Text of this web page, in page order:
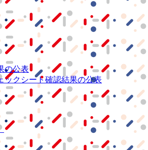
の公表
ックシート確認結果の公表